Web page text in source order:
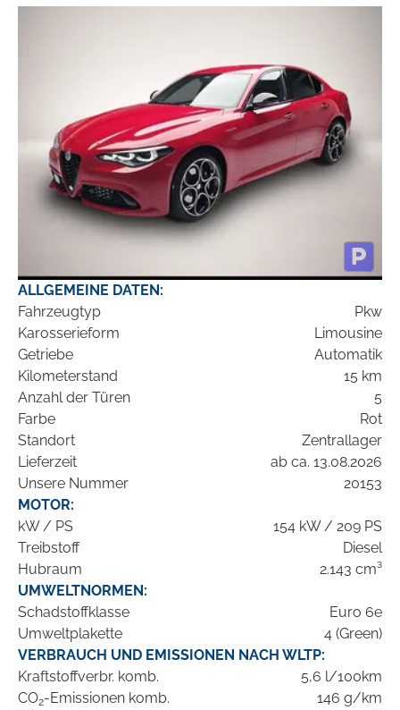
ALLGEMEINE DATEN:
Fahrzeugtyp
Pkw
Karosserieform
Limousine
Getriebe
Automatik
Kilometerstand
15 km
Anzahl der Türen
5
Farbe
Rot
Standort
Zentrallager
Lieferzeit
ab ca. 13.08.2026
Unsere Nummer
20153
MOTOR:
kW / PS
154 kW / 209 PS
Treibstoff
Diesel
Hubraum
2.143 cm³
UMWELTNORMEN:
Schadstoffklasse
Euro 6e
Umweltplakette
4 (Green)
VERBRAUCH UND EMISSIONEN NACH WLTP:
Kraftstoffverbr. komb.
5,6 l/100km
CO2-Emissionen komb.
146 g/km